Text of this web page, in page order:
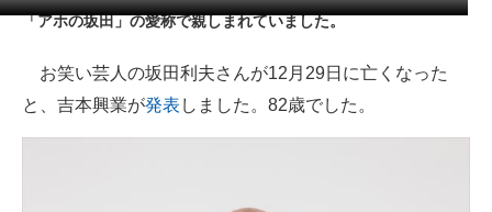
注目記事を集めた総合ページ
「アホの坂田」の愛称で親しまれていました。
お笑い芸人の坂田利夫さんが12月29日に亡くなった
と、吉本興業が発表 しました。82歳でした。